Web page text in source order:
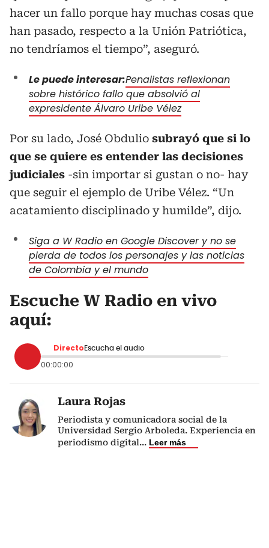
hacer un fallo porque hay muchas cosas que
han pasado, respecto a la Unión Patriótica,
no tendríamos el tiempo”, aseguró.
Le puede interesar:Penalistas reflexionan
sobre histórico fallo que absolvió al
expresidente Álvaro Uribe Vélez
Por su lado, José Obdulio subrayó que si lo
que se quiere es entender las decisiones
judiciales -sin importar si gustan o no- hay
que seguir el ejemplo de Uribe Vélez. “Un
acatamiento disciplinado y humilde”, dijo.
Siga a W Radio en Google Discover y no se
pierda de todos los personajes y las noticias
de Colombia y el mundo
Escuche W Radio en vivo
aquí:
Directo Escucha el audio
00:00:00
Laura Rojas
Periodista y comunicadora social de la
Universidad Sergio Arboleda. Experiencia en
periodismo digital... Leer más